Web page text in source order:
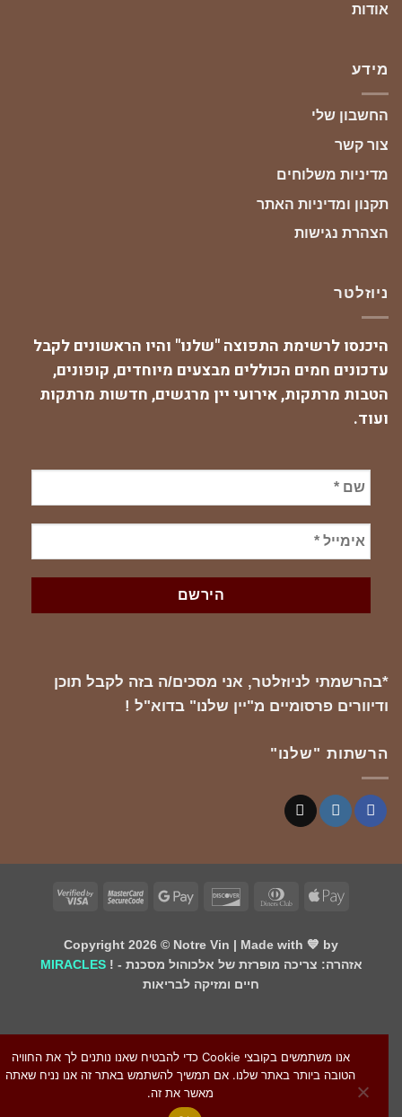
אודות
מידע
החשבון שלי
צור קשר
מדיניות משלוחים
תקנון ומדיניות האתר
הצהרת נגישות
ניוזלטר
היכנסו לרשימת התפוצה "שלנו" והיו הראשונים לקבל
עדכונים חמים הכוללים מבצעים מיוחדים, קופונים,
הטבות מרתקות, אירועי יין מרגשים, חדשות מרתקות
ועוד.
*בהרשמתי לניוזלטר, אני מסכים/ה בזה לקבל תוכן
ודיוורים פרסומיים מ"יין שלנו" בדוא"ל !
הרשתות "שלנו"
Apple
Dinners
Discover
Google
MasterCard
Visa
Copyright 2026 ©Notre Vin| Made with 💙 by
MIRACLES! - אזהרה: צריכה מופרזת של אלכוהול מסכנת
חיים ומזיקה לבריאות
אנו משתמשים בקובצי Cookie כדי להבטיח שאנו נותנים לך את החוויה
הטובה ביותר באתר שלנו. אם תמשיך להשתמש באתר זה אנו נניח שאתה
מאשר את זה.